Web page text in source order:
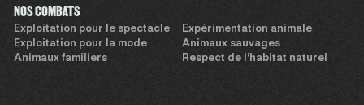
NOS COMBATS
Exploitation pour le spectacle
Expérimentation animale
Exploitation pour la mode
Animaux sauvages
Animaux familiers
Respect de l’habitat naturel